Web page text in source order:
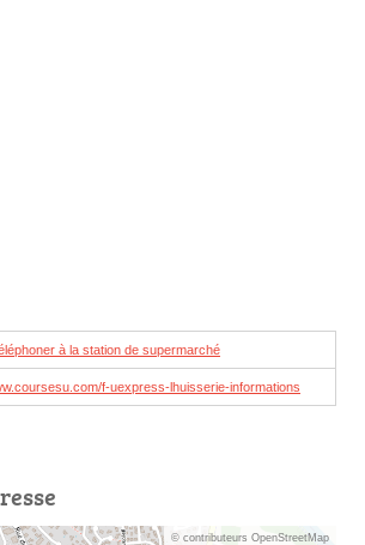
à la station de supermarché
f-uexpress-lhuisserie-informations
© contributeurs OpenStreetMap